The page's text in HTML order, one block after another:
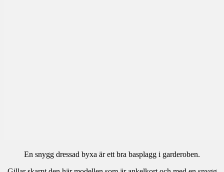
En snygg dressad byxa är ett bra basplagg i garderoben.